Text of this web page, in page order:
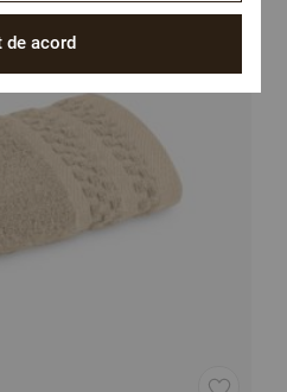
de acord